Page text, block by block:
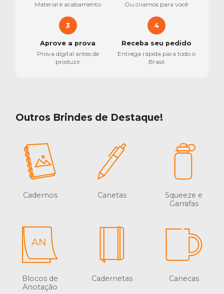
Material e acabamento
Ou criamos para você
3
Aprove a prova
Prova digital antes de
produzir
4
Receba seu pedido
Entrega rápida para todo o
Brasil
Outros Brindes de Destaque!
Cadernos Canetas
Squeeze e
Garrafas
Blocos de
Anotação
Cadernetas Canecas